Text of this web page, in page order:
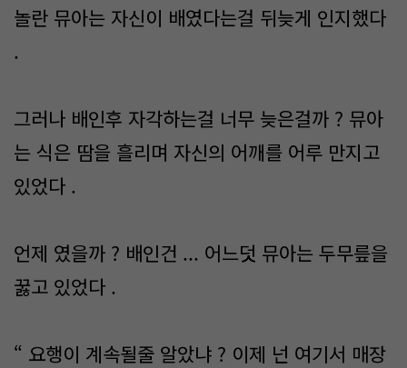
놀란 뮤아는 자신이 배였다는걸 뒤늦게 인지했다
.
그러나 배인후 자각하는걸 너무 늦은걸까 ? 뮤아
는 식은 땀을 흘리며 자신의 어깨를 어루 만지고
있었다 .
언제 였을까 ? 배인건 ... 어느덧 뮤아는 두무릎을
꿇고 있었다 .
“ 요행이 계속될줄 알았냐 ? 이제 넌 여기서 매장